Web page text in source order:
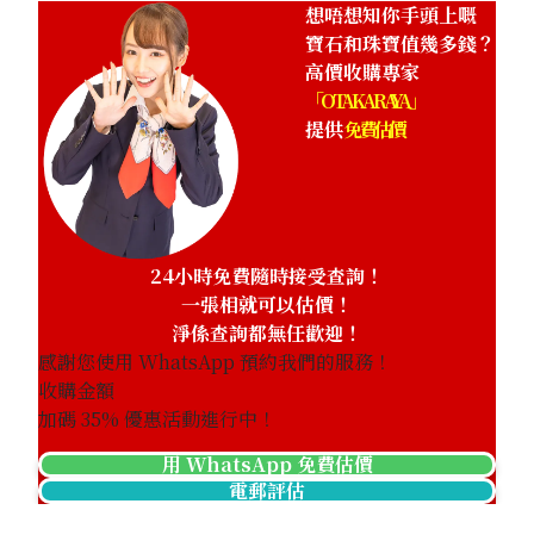
想唔想知你手頭上嘅
寶石和珠寶值幾多錢？
高價收購專家
「OTAKARAYA」
提供免費估價
24小時免費隨時接受查詢！
一張相就可以估價！
淨係查詢都無任歡迎！
感謝您使用 WhatsApp 預約我們的服務！
收購金額
加碼35% 優惠活動進行中！
用 WhatsApp 免費估價
電郵評估